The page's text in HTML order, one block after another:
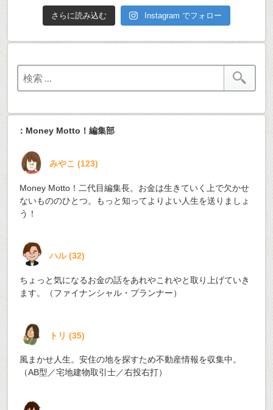
さらに読み込む Instagram でフォロー
：Money Motto！編集部
みやこ(123)
Money Motto！二代目編集長。お金は生きていく上で欠かせ
ないもののひとつ。もっと知ってよりよい人生を送りましょ
う！
ハル(32)
ちょっと気になるお金の話をあれやこれやと取り上げていき
ます。（ファイナンシャル・プランナー）
トリ(35)
風まかせ人生。安住の地を探すため不動産情報を収集中。
（AB型／宅地建物取引士／右投右打）